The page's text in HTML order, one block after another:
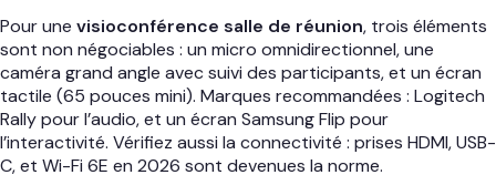
Pour une visioconférence salle de réunion, trois éléments
sont non négociables : un micro omnidirectionnel, une
caméra grand angle avec suivi des participants, et un écran
tactile (65 pouces mini). Marques recommandées : Logitech
Rally pour l’audio, et un écran Samsung Flip pour
l’interactivité. Vérifiez aussi la connectivité : prises HDMI, USB-
C, et Wi-Fi 6E en 2026 sont devenues la norme.